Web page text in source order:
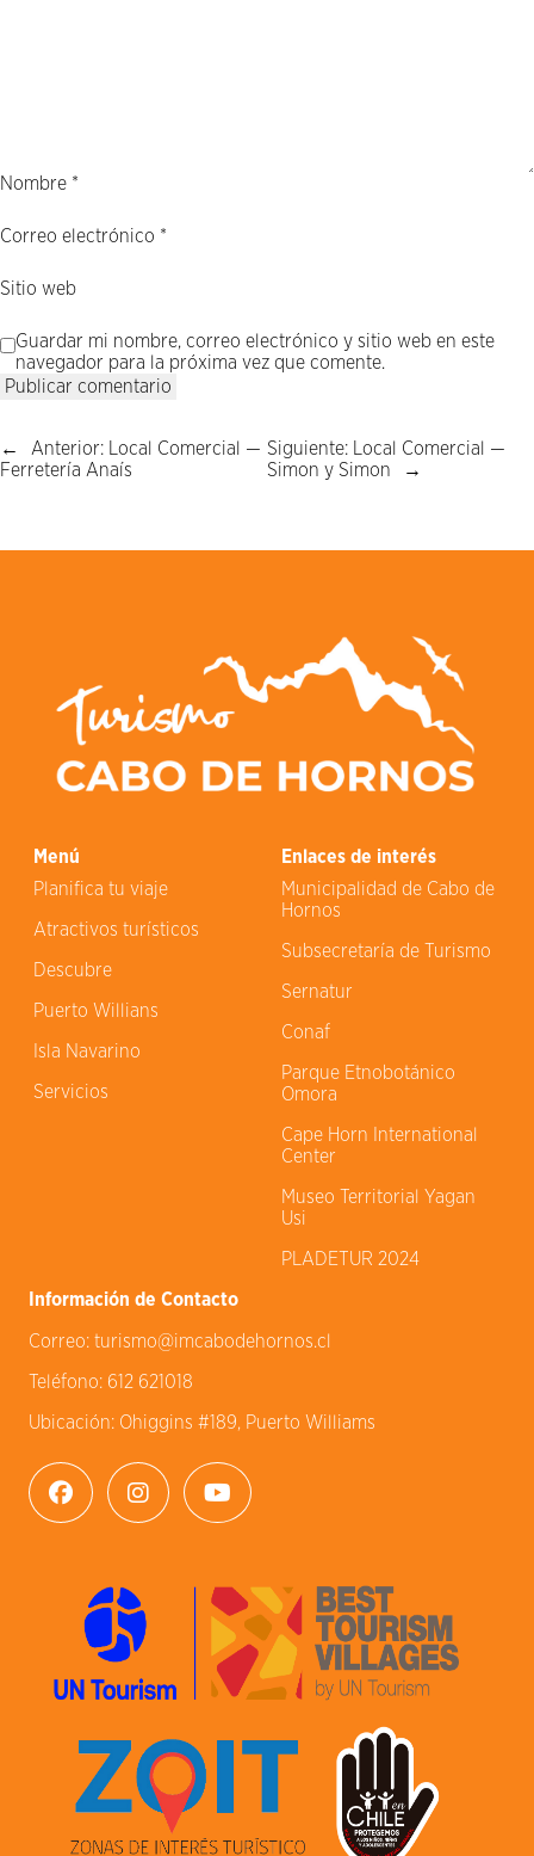
Nombre *
Correo electrónico *
Sitio web
Guardar mi nombre, correo electrónico y sitio web en este
navegador para la próxima vez que comente.
← Anterior:
Local Comercial —
Ferretería Anaís
Siguiente:
Local Comercial —
Simon y Simon
→
Menú
Planifica tu viaje
Atractivos turísticos
Descubre
Puerto Willians
Isla Navarino
Servicios
Enlaces de interés
Municipalidad de Cabo de
Hornos
Subsecretaría de Turismo
Sernatur
Conaf
Parque Etnobotánico
Omora
Cape Horn International
Center
Museo Territorial Yagan
Usi
PLADETUR 2024
Información de Contacto
Correo: turismo@imcabodehornos.cl
Teléfono: 612 621018
Ubicación: Ohiggins #189, Puerto Williams